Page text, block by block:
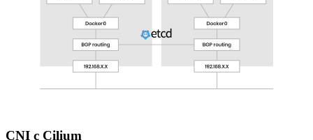
CNI с Cilium